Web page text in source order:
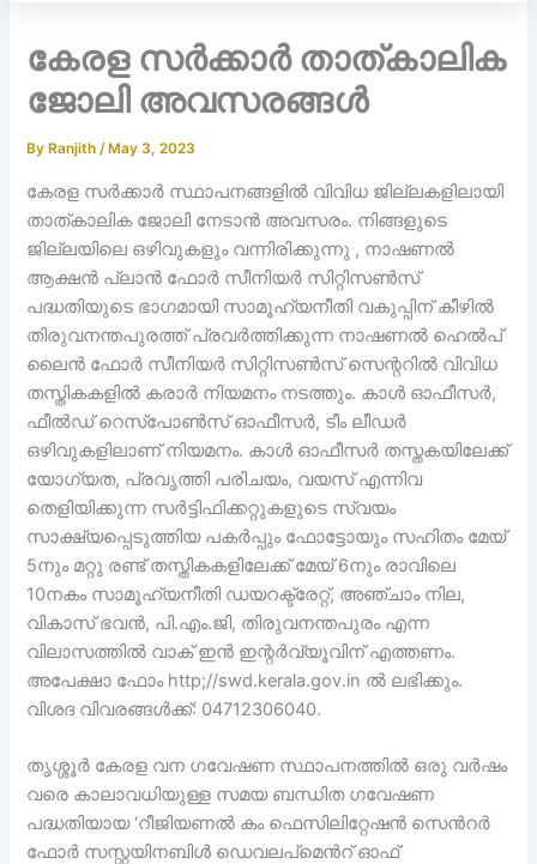
കേരള സർക്കാർ താത്കാലിക
ജോലി അവസരങ്ങൾ
By Ranjith/ May 3, 2023
കേരള സർക്കാർ സ്ഥാപനങ്ങളിൽ വിവിധ ജില്ലകളിലായി
താത്കാലിക ജോലി നേടാൻ അവസരം. നിങ്ങളുടെ
ജില്ലയിലെ ഒഴിവുകളും വന്നിരിക്കുന്നു , നാഷണൽ
ആക്ഷൻ പ്ലാൻ ഫോർ സീനിയർ സിറ്റിസൺസ്
പദ്ധതിയുടെ ഭാഗമായി സാമൂഹ്യനീതി വകുപ്പിന് കീഴിൽ
തിരുവനന്തപുരത്ത് പ്രവർത്തിക്കുന്ന നാഷണൽ ഹെൽപ്
ലൈൻ ഫോർ സീനിയർ സിറ്റിസൺസ് സെന്ററിൽ വിവിധ
തസ്തികകളിൽ കരാർ നിയമനം നടത്തും. കാൾ ഓഫീസർ,
ഫീൽഡ് റെസ്പോൺസ് ഓഫീസർ, ടീം ലീഡർ
ഒഴിവുകളിലാണ് നിയമനം. കാൾ ഓഫീസർ തസ്തകയിലേക്ക്
യോഗ്യത, പ്രവൃത്തി പരിചയം, വയസ് എന്നിവ
തെളിയിക്കുന്ന സർട്ടിഫിക്കറ്റുകളുടെ സ്വയം
സാക്ഷ്യപ്പെടുത്തിയ പകർപ്പും ഫോട്ടോയും സഹിതം മേയ്
5നും മറ്റു രണ്ട് തസ്തികകളിലേക്ക് മേയ് 6നും രാവിലെ
10നകം സാമൂഹ്യനീതി ഡയറക്ട്രേറ്റ്, അഞ്ചാം നില,
വികാസ് ഭവൻ, പി.എം.ജി, തിരുവനന്തപുരം എന്ന
വിലാസത്തിൽ വാക് ഇൻ ഇന്റർവ്യൂവിന് എത്തണം.
അപേക്ഷാ ഫോം http;//swd.kerala.gov.in ൽ ലഭിക്കും.
വിശദ വിവരങ്ങൾക്ക്: 04712306040.
തൃശ്ശൂർ കേരള വന ഗവേഷണ സ്ഥാപനത്തിൽ ഒരു വർഷം
വരെ കാലാവധിയുള്ള സമയ ബന്ധിത ഗവേഷണ
പദ്ധതിയായ ‘റീജിയണൽ കം ഫെസിലിറ്റേഷൻ സെൻറർ
ഫോർ സസ്റ്റയിനബിൾ ഡെവലപ്മെൻറ് ഓഫ്